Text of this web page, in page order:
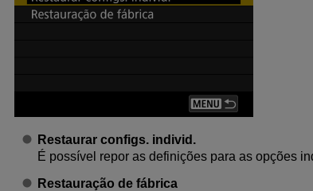
Restaurar configs. individ.
É possível repor as definições para as opções
Restauração de fábrica